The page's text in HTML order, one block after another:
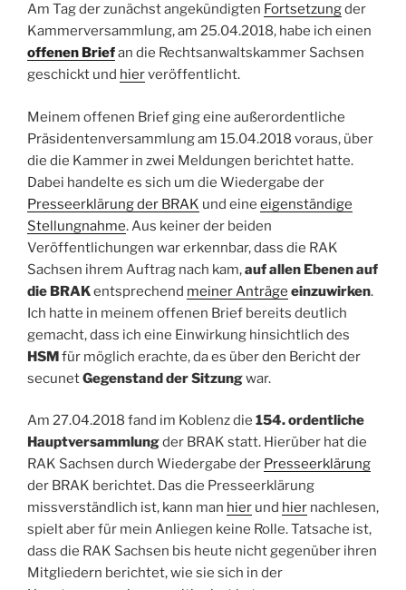
Am Tag der zunächst angekündigten Fortsetzungder
Kammerversammlung, am 25.04.2018, habe ich einen
offenen Briefan die Rechtsanwaltskammer Sachsen
geschickt und hierveröffentlicht.
Meinem offenen Brief ging eine außerordentliche
Präsidentenversammlung am 15.04.2018 voraus, über
die die Kammer in zwei Meldungen berichtet hatte.
Dabei handelte es sich um die Wiedergabe der
Presseerklärung der BRAK und eine eigenständige
Stellungnahme. Aus keiner der beiden
Veröffentlichungen war erkennbar, dass die RAK
Sachsen ihrem Auftrag nach kam,auf allen Ebenen auf
die BRAKentsprechend meiner Anträge einzuwirken.
Ich hatte in meinem offenen Brief bereits deutlich
gemacht, dass ich eine Einwirkung hinsichtlich des
HSMfür möglich erachte, da es über den Bericht der
secunetGegenstand der Sitzungwar.
Am 27.04.2018 fand im Koblenz die 154. ordentliche
Hauptversammlungder BRAK statt. Hierüber hat die
RAK Sachsen durch Wiedergabe der Presseerklärung
der BRAK berichtet. Das die Presseerklärung
missverständlich ist, kann man hier und hier nachlesen,
spielt aber für mein Anliegen keine Rolle. Tatsache ist,
dass die RAK Sachsen bis heute nicht gegenüber ihren
Mitgliedern berichtet, wie sie sich in der